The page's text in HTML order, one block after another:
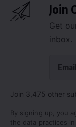
Join
Get
inbox.
Join 3,475 other
By signing up, you
the data practices